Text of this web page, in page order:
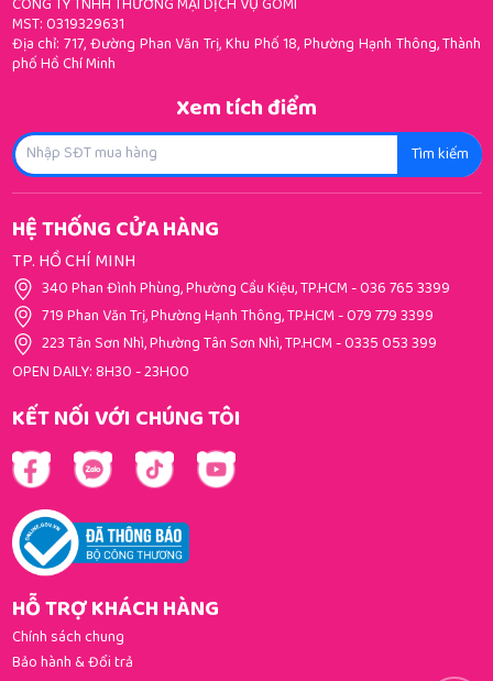
CÔNG TY TNHH THƯƠNG MẠI DỊCH VỤ GOMI
MST: 0319329631
Địa chỉ: 717, Đường Phan Văn Trị, Khu Phố 18, Phường Hạnh Thông, Thành
phố Hồ Chí Minh
Xem tích điểm
Tìm kiếm
HỆ THỐNG CỬA HÀNG
TP. HỒ CHÍ MINH
340 Phan Đình Phùng, Phường Cầu Kiệu, TP.HCM-036 765 3399
719 Phan Văn Trị, Phường Hạnh Thông, TP.HCM-079 779 3399
223 Tân Sơn Nhì, Phường Tân Sơn Nhì, TP.HCM-0335 053 399
OPEN DAILY: 8H30 - 23H00
KẾT NỐI VỚI CHÚNG TÔI
HỖ TRỢ KHÁCH HÀNG
Chính sách chung
Bảo hành & Đổi trả